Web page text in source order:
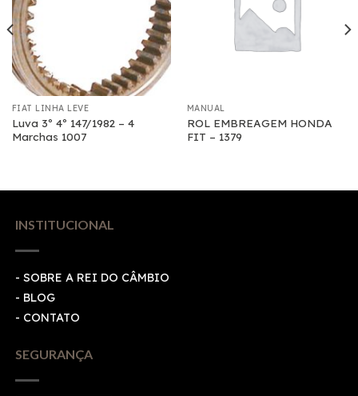
FIAT LINHA LEVE
Luva 3º 4º 147/1982 – 4
Marchas 1007
MANUAL
ROL EMBREAGEM HONDA
FIT – 1379
INSTITUCIONAL
- SOBRE A REI DO CÂMBIO
- BLOG
- CONTATO
SEGURANÇA